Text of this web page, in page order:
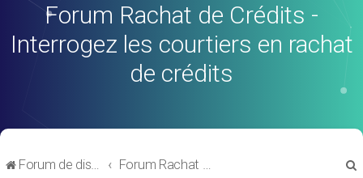
Forum Rachat de Crédits -
Interrogez les courtiers en rachat
de crédits
Forum de discussions sur le Regroupement de Crédits et le Rachat de Crédits Forum Rachat de Crédits